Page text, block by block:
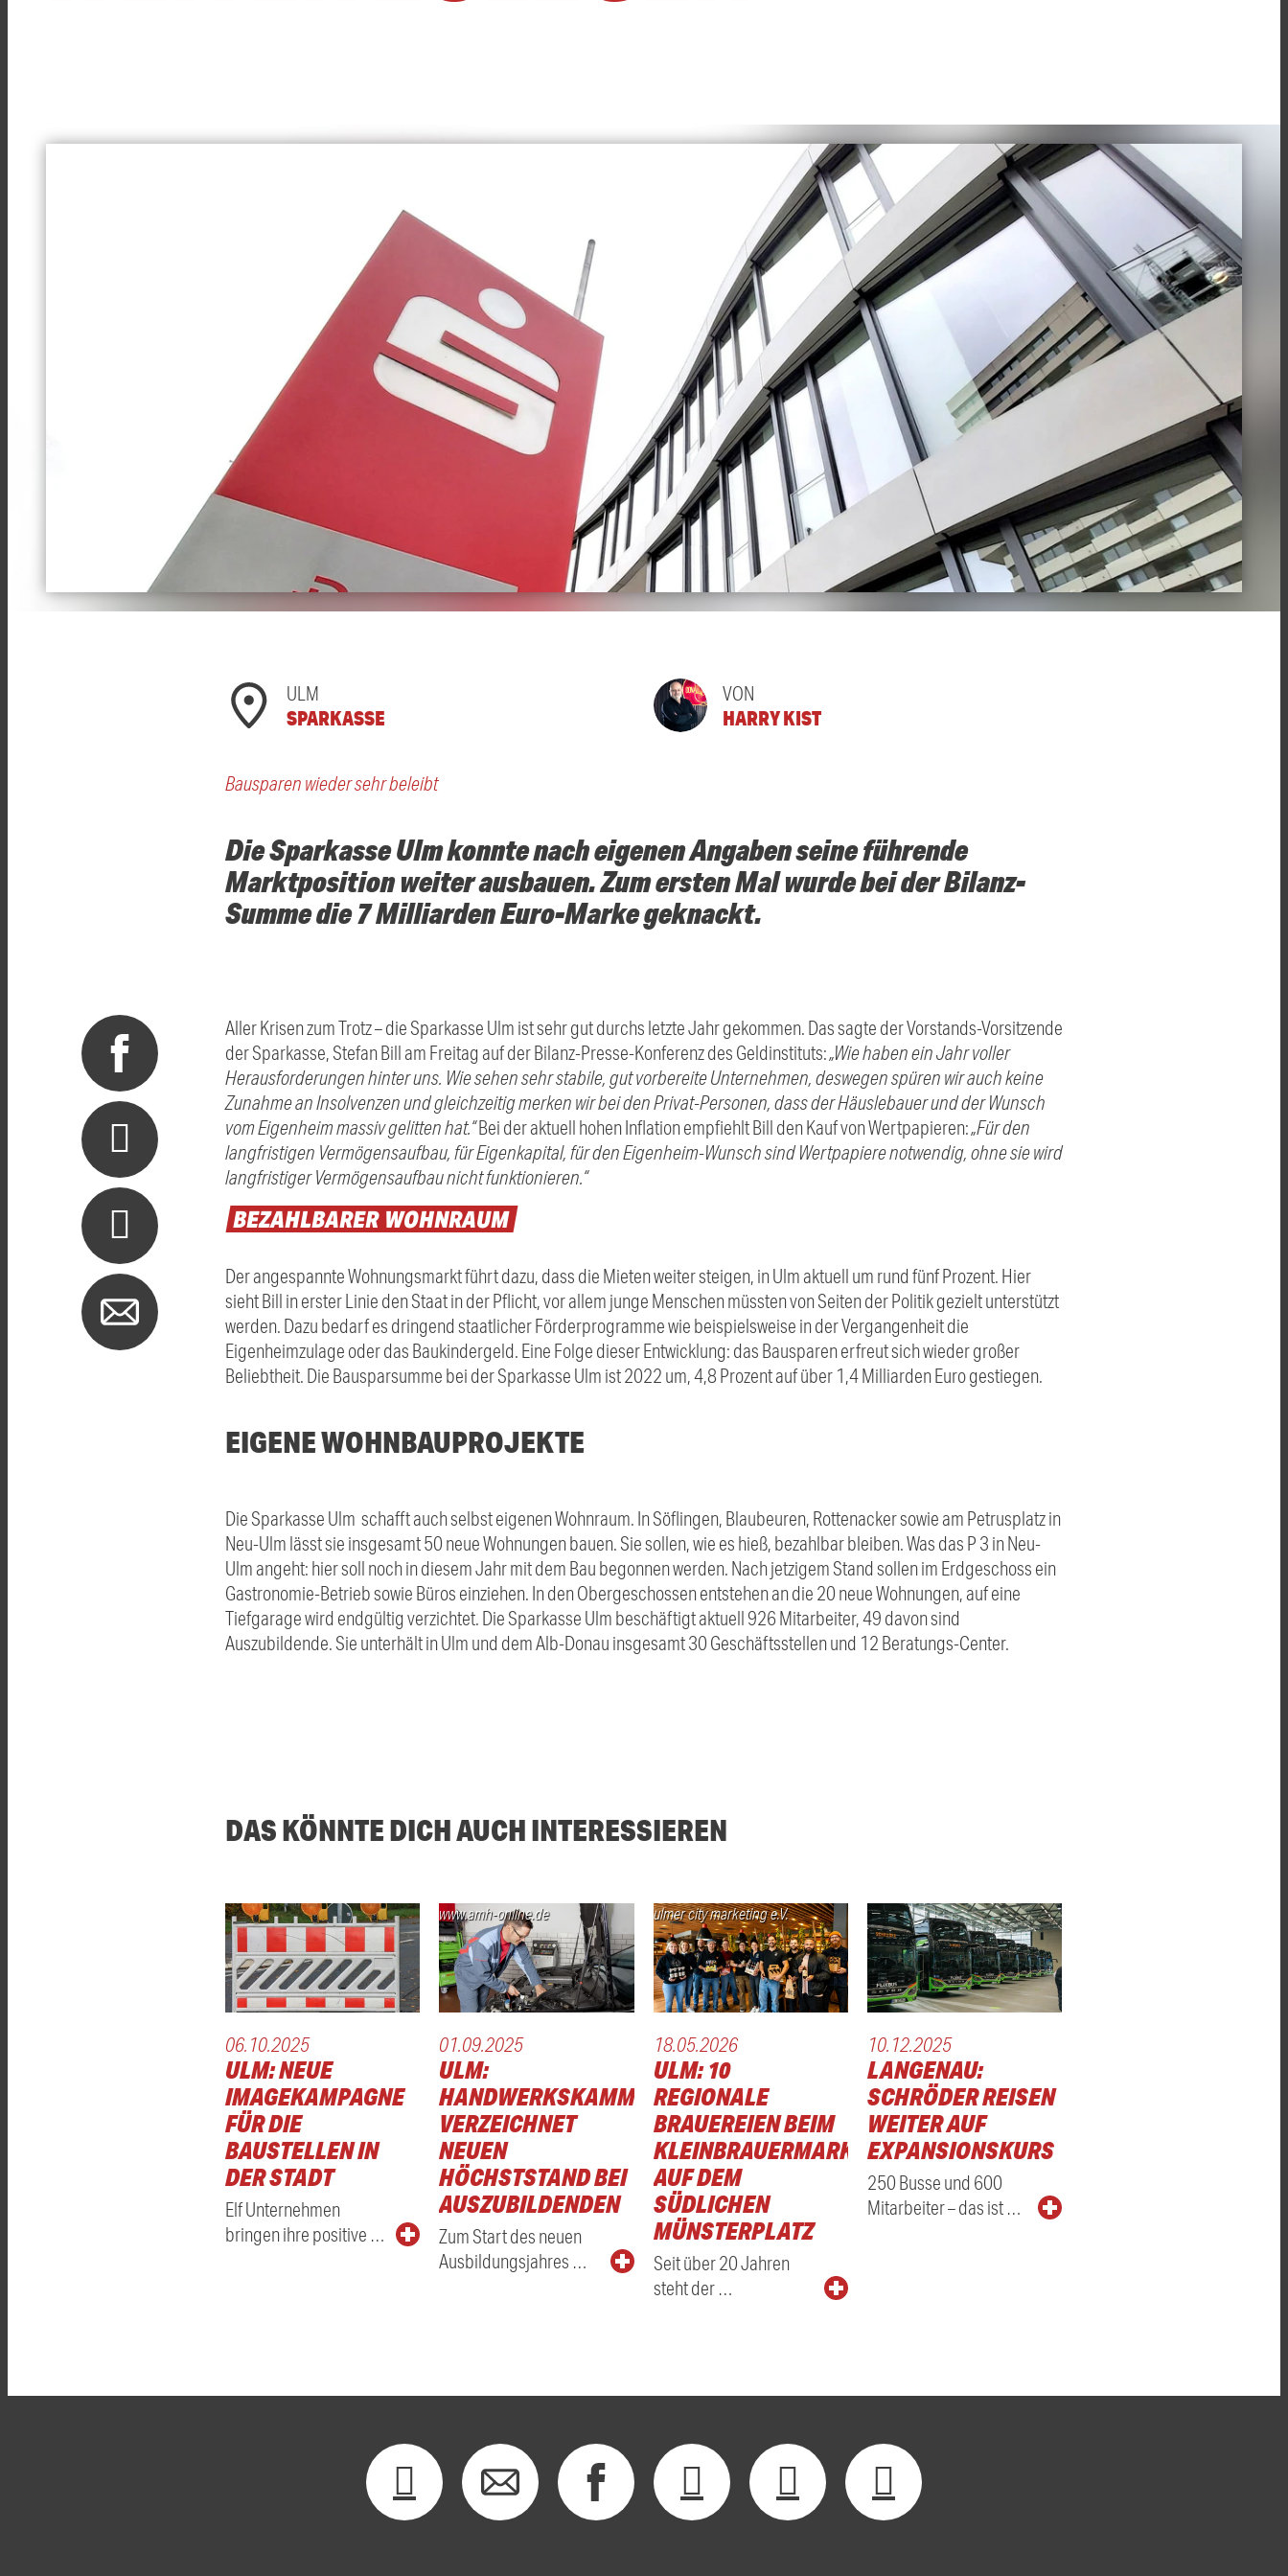
ULM
SPARKASSE
VON
HARRY KIST
Bausparen wieder sehr beleibt
Die Sparkasse Ulm konnte nach eigenen Angaben seine führende
Marktposition weiter ausbauen. Zum ersten Mal wurde bei der Bilanz-
Summe die 7 Milliarden Euro-Marke geknackt.
Aller Krisen zum Trotz – die Sparkasse Ulm ist sehr gut durchs letzte Jahr gekommen. Das sagte der Vorstands-Vorsitzende
der Sparkasse, Stefan Bill am Freitag auf der Bilanz-Presse-Konferenz des Geldinstituts:„Wie haben ein Jahr voller
Herausforderungen hinter uns. Wie sehen sehr stabile, gut vorbereite Unternehmen, deswegen spüren wir auch keine
Zunahme an Insolvenzen und gleichzeitig merken wir bei den Privat-Personen, dass der Häuslebauer und der Wunsch
vom Eigenheim massiv gelitten hat.“Bei der aktuell hohen Inflation empfiehlt Bill den Kauf von Wertpapieren:„Für den
langfristigen Vermögensaufbau, für Eigenkapital, für den Eigenheim-Wunsch sind Wertpapiere notwendig, ohne sie wird
langfristiger Vermögensaufbau nicht funktionieren.“
BEZAHLBARER WOHNRAUM
Der angespannte Wohnungsmarkt führt dazu, dass die Mieten weiter steigen, in Ulm aktuell um rund fünf Prozent. Hier
sieht Bill in erster Linie den Staat in der Pflicht, vor allem junge Menschen müssten von Seiten der Politik gezielt unterstützt
werden. Dazu bedarf es dringend staatlicher Förderprogramme wie beispielsweise in der Vergangenheit die
Eigenheimzulage oder das Baukindergeld. Eine Folge dieser Entwicklung: das Bausparen erfreut sich wieder großer
Beliebtheit. Die Bausparsumme bei der Sparkasse Ulm ist 2022 um, 4,8 Prozent auf über 1,4 Milliarden Euro gestiegen.
EIGENE WOHNBAUPROJEKTE
Die Sparkasse Ulm schafft auch selbst eigenen Wohnraum. In Söflingen, Blaubeuren, Rottenacker sowie am Petrusplatz in
Neu-Ulm lässt sie insgesamt 50 neue Wohnungen bauen. Sie sollen, wie es hieß, bezahlbar bleiben. Was das P 3 in Neu-
Ulm angeht: hier soll noch in diesem Jahr mit dem Bau begonnen werden. Nach jetzigem Stand sollen im Erdgeschoss ein
Gastronomie-Betrieb sowie Büros einziehen. In den Obergeschossen entstehen an die 20 neue Wohnungen, auf eine
Tiefgarage wird endgültig verzichtet. Die Sparkasse Ulm beschäftigt aktuell 926 Mitarbeiter, 49 davon sind
Auszubildende. Sie unterhält in Ulm und dem Alb-Donau insgesamt 30 Geschäftsstellen und 12 Beratungs-Center.
DAS KÖNNTE DICH AUCH INTERESSIEREN
06.10.2025
ULM: NEUE
IMAGEKAMPAGNE
FÜR DIE
BAUSTELLEN IN
DER STADT
Elf Unternehmen
bringen ihre positive …
www.amh-online.de
01.09.2025
ULM:
HANDWERKSKAMMER
VERZEICHNET
NEUEN
HÖCHSTSTAND BEI
AUSZUBILDENDEN
Zum Start des neuen
Ausbildungsjahres …
ulmer city marketing e.V.
18.05.2026
ULM: 10
REGIONALE
BRAUEREIEN BEIM
KLEINBRAUERMARKT
AUF DEM
SÜDLICHEN
MÜNSTERPLATZ
Seit über 20 Jahren
steht der …
10.12.2025
LANGENAU:
SCHRÖDER REISEN
WEITER AUF
EXPANSIONSKURS
250 Busse und 600
Mitarbeiter – das ist …